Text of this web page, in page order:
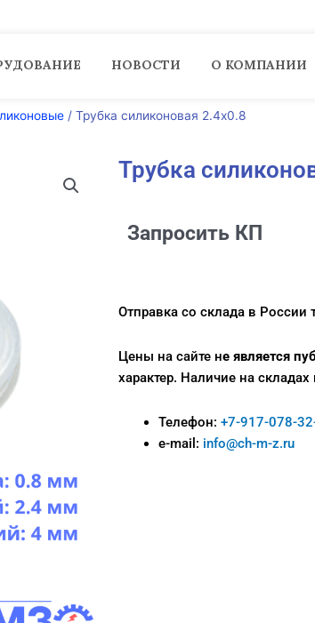
НОВОСТИ О КОМПАНИИ
/ Трубка силиконовая 2.4х0.8
Трубка
Запросить КП
Отправка со склада в
Цены на сайте не является
характер. Наличие на складах
Телефон: +7-917-078-
e-mail: info@ch-m-z.ru